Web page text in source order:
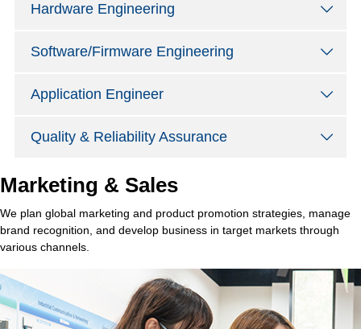
Hardware Engineering
Software/Firmware Engineering
Application Engineer
Quality & Reliability Assurance
Marketing & Sales
We plan global marketing and product promotion strategies, manage
brand recognition, and develop business in target markets through
various channels.